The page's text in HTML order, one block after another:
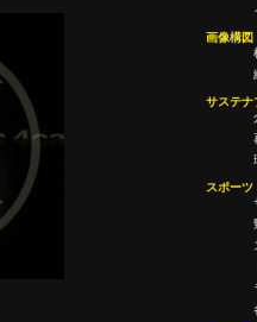
画像構図
サステナ
スポーツ